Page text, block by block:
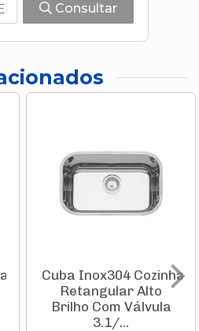
Consultar
Cuba Inox304 Cozinha
Retangular Alto
Brilho Com Válvula
3.1/...